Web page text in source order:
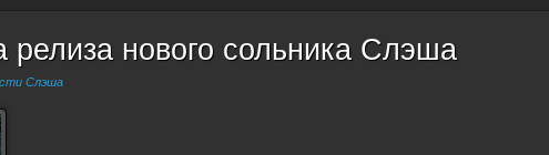
релиза нового сольника Слэша
Слэша